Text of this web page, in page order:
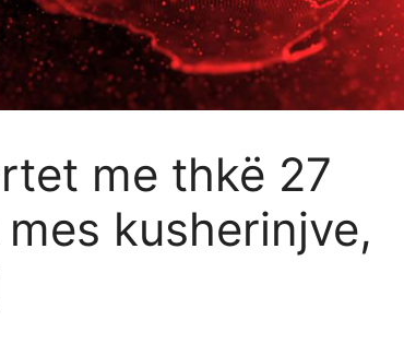
me thkë 27
kusherinjve,